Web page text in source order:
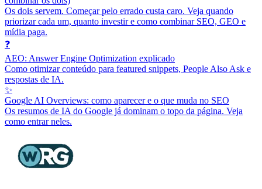
Os dois servem. Começar pelo errado custa caro. Veja quando
priorizar cada um, quanto investir e como combinar SEO, GEO e
mídia paga.
❓
AEO: Answer Engine Optimization explicado
Como otimizar conteúdo para featured snippets, People Also Ask e
respostas de IA.
✨
Google AI Overviews: como aparecer e o que muda no SEO
Os resumos de IA do Google já dominam o topo da página. Veja
como entrar neles.